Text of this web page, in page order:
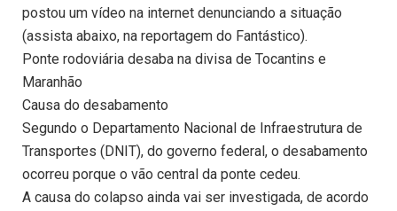
postou um vídeo na internet denunciando a situação
(assista abaixo, na reportagem do Fantástico).
Ponte rodoviária desaba na divisa de Tocantins e
Maranhão
Causa do desabamento
Segundo o Departamento Nacional de Infraestrutura de
Transportes (DNIT), do governo federal, o desabamento
ocorreu porque o vão central da ponte cedeu.
A causa do colapso ainda vai ser investigada, de acordo